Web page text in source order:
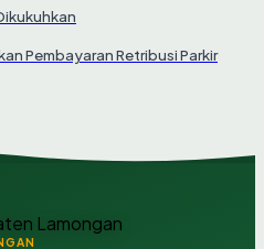
Pembayaran Retribusi Parkir